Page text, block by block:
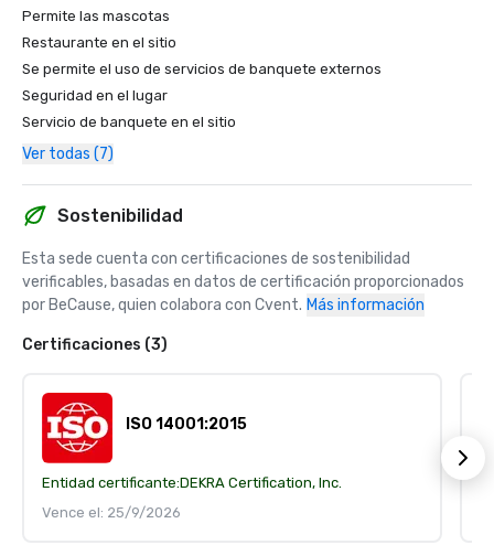
Permite las mascotas
Restaurante en el sitio
Se permite el uso de servicios de banquete externos
Seguridad en el lugar
Servicio de banquete en el sitio
Ver todas (7)
Sostenibilidad
Esta sede cuenta con certificaciones de sostenibilidad
verificables, basadas en datos de certificación proporcionados
por BeCause, quien colabora con Cvent. Más información
Certificaciones (3)
ISO 14001:2015
Entidad certificante:DEKRA Certification, Inc.
Vence el: 25/9/2026